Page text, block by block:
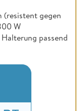
(resistent gegen
W
passend